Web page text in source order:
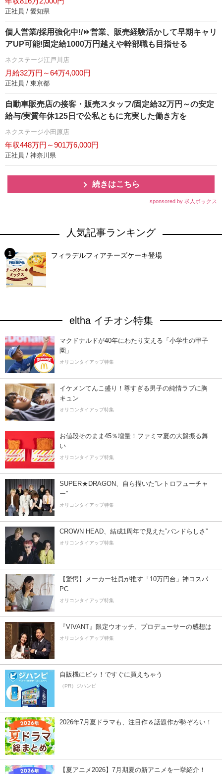
正社員 / 愛知県
個人営業/採用強化中!/⏩️営業、販売経験活かして早期キャリ
アUP可能!固定給1000万円越えや幹部職も目指せる
ネクステージ江戸川店
月給32万円～64万4,000円
正社員 / 東京都
自動車販売店の接客・販売スタッフ/固定給32万円～の安定
給与/実質年休125日で公私ともに充実した働き方を
ネクステージ小田原店
年収448万円～901万6,000円
正社員 / 神奈川県
続きはこちら
sponsored by 求人ボックス
人気記事ランキング
フィラデルフィアチーズケーキ登場
eltha イチオシ特集
マクドナルドが40年にわたり支える「小学生の甲子
園」
オリコンタイアップ特集
イケメンてんこ盛り！尊すぎる男子の純情ラブに胸
キュン
オリコンタイアップ特集
お値段そのまま45％増量！ファミマ夏の大盤振る舞
い
オリコンタイアップ特集
SUPER★DRAGON、自ら描いた”レトロフューチャ
ー”
オリコンタイアップ特集
CROWN HEAD、結成1周年で見えた”バンドらしさ”
オリコンタイアップ特集
【驚愕】メーカー社員が推す「10万円台」神コスパ
PC
オリコンタイアップ特集
『VIVANT』限定ウオッチ、プロデューサーの感想は
オリコンタイアップ特集
自販機にピッ！ですぐに買えちゃう
（PR）ジハンピ
2026年7月夏ドラマも、注目作＆話題作が勢ぞろい！
【夏アニメ2026】7月期夏の新アニメを一挙紹介！